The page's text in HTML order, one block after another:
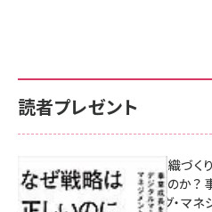
読者プレゼント
成果を生む組織づ
があがらないのか？
マーケティング・マネ